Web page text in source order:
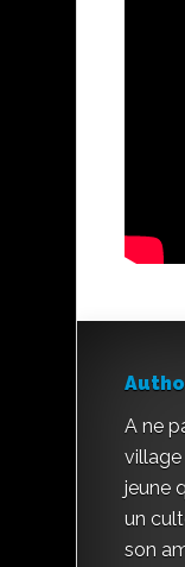
A ne
village
jeune
un
son